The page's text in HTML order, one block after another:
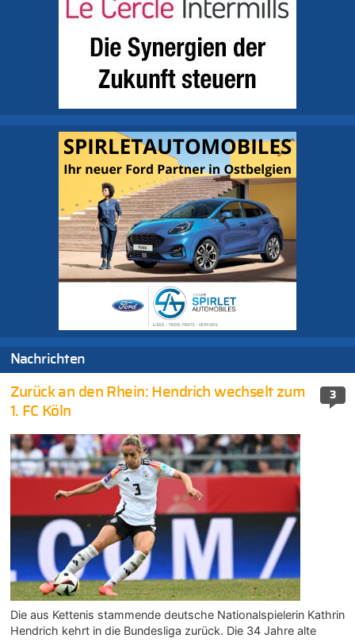
Nachrichten
3
Zurück an den Rhein: Hendrich wechselt zum
1. FC Köln
Die aus Kettenis stammende deutsche Nationalspielerin Kathrin
Hendrich kehrt in die Bundesliga zurück. Die 34 Jahre alte